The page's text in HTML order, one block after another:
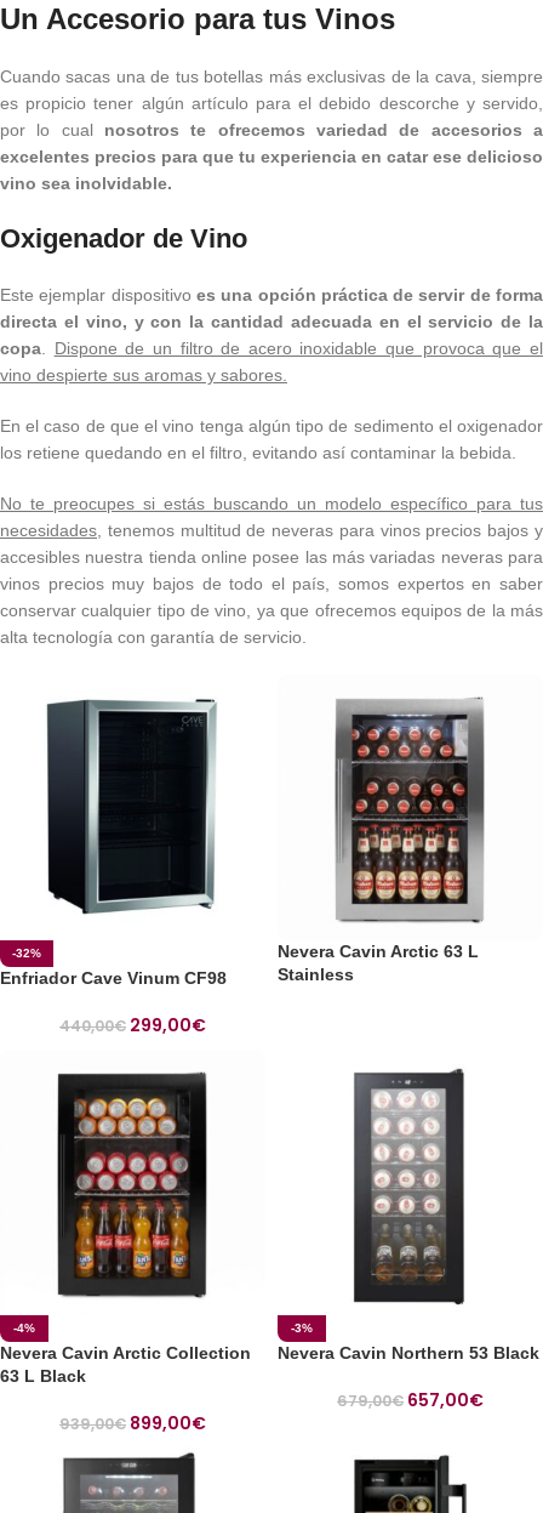
Un Accesorio para tus Vinos
Cuando sacas una de tus botellas más exclusivas de la cava, siempre
es propicio tener algún artículo para el debido descorche y servido,
por lo cual nosotros te ofrecemos variedad de accesorios a
excelentes precios para que tu experiencia en catar ese delicioso
vino sea inolvidable.
Oxigenador de Vino
Este ejemplar dispositivo es una opción práctica de servir de forma
directa el vino, y con la cantidad adecuada en el servicio de la
copa
Dispone de un filtro de acero inoxidable que provoca que el
vino despierte sus aromas y sabores.
En el caso de que el vino tenga algún tipo de sedimento el oxigenador
los retiene quedando en el filtro, evitando así contaminar la bebida.
No te preocupes si estás buscando un modelo específico para tus
necesidades , tenemos multitud de neveras para vinos precios bajos y
accesibles nuestra tienda online posee las más variadas neveras para
vinos precios muy bajos de todo el país, somos expertos en saber
conservar cualquier tipo de vino, ya que ofrecemos equipos de la más
alta tecnología con garantía de servicio.
-32%
Enfriador Cave Vinum CF98
440,00€ 299,00€
Nevera Cavin Arctic 63 L
Stainless
-4%
Nevera Cavin Arctic Collection
63 L Black
939,00€ 899,00€
-3%
Nevera Cavin Northern 53 Black
679,00€ 657,00€